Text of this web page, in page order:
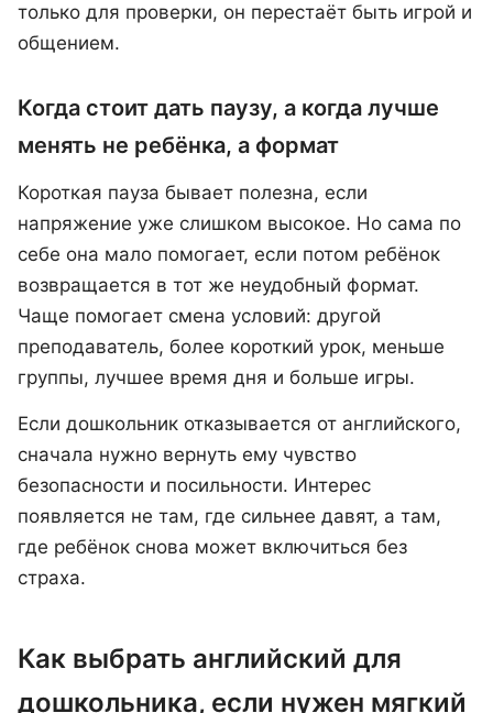
только для проверки, он перестаёт быть игрой и
общением.
Когда стоит дать паузу, а когда лучше
менять не ребёнка, а формат
Короткая пауза бывает полезна, если
напряжение уже слишком высокое. Но сама по
себе она мало помогает, если потом ребёнок
возвращается в тот же неудобный формат.
Чаще помогает смена условий: другой
преподаватель, более короткий урок, меньше
группы, лучшее время дня и больше игры.
Если дошкольник отказывается от английского,
сначала нужно вернуть ему чувство
безопасности и посильности. Интерес
появляется не там, где сильнее давят, а там,
где ребёнок снова может включиться без
страха.
Как выбрать английский для
дошкольника, если нужен мягкий